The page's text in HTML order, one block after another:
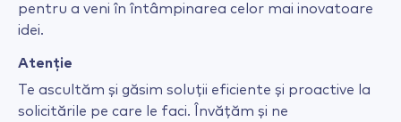
pentru a veni în întâmpinarea celor mai inovatoare
idei.
Atenție
Te ascultăm și găsim soluții eficiente și proactive la
solicitările pe care le faci. Învățăm și ne